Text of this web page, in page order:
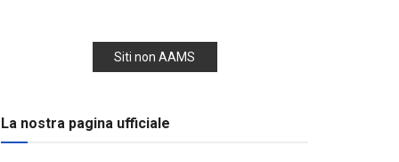
Siti non AAMS
La nostra pagina ufficiale